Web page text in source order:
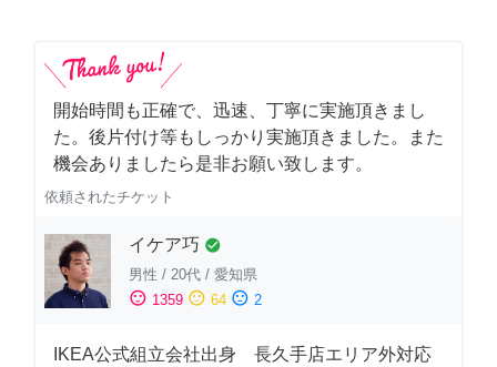
開始時間も正確で、迅速、丁寧に実施頂きまし
た。後片付け等もしっかり実施頂きました。また
機会ありましたら是非お願い致します。
依頼されたチケット
イケア巧 check_circle
男性 / 20代 / 愛知県
sentiment_satisfied 1359 sentiment_neutral 64 sentiment_dissatisfied 2
IKEA公式組立会社出身 長久手店エリア外対応